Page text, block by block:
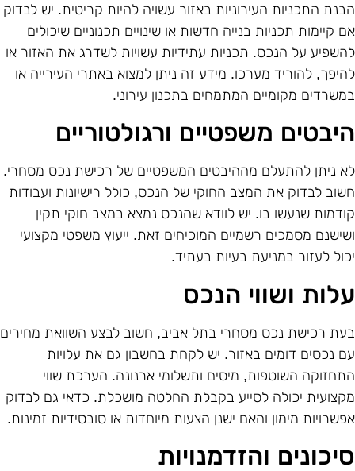
התכניות העירוניות באזור עשויה להיות קריטית. יש לבדוק
קיימות תכניות בנייה חדשות או שינויים תכנוניים שיכולים
על הנכס. תכניות עתידיות עשויות לשדרג את האזור או
להוריד מערכו. מידע זה ניתן למצוא באתרי העירייה או
מקומיים המתמחים בתכנון עירוני.
משפטיים ורגולטוריים
ניתן להתעלם מההיבטים המשפטיים של רכישת נכס מסחרי.
לבדוק את המצב החוקי של הנכס, כולל רישיונות ועבודות
שנעשו בו. יש לוודא שהנכס נמצא במצב חוקי תקין
מסמכים רשמיים המוכיחים זאת. ייעוץ משפטי מקצועי
לעזור במניעת בעיות בעתיד.
ושווי הנכס
רכישת נכס מסחרי בתל אביב, חשוב לבצע השוואת מחירים
נכסים דומים באזור. יש לקחת בחשבון גם את עלויות
השוטפות, מיסים ותשלומי ארנונה. הערכת שווי
יכולה לסייע בקבלת החלטה מושכלת. כדאי גם לבדוק
מימון והאם ישנן הצעות מיוחדות או סובסידיות זמינות.
והזדמנויות